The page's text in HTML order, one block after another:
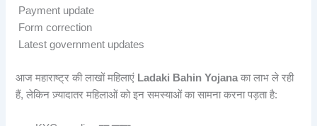
Payment update
Form correction
Latest government updates
आज महाराष्ट्र की लाखों महिलाएं Ladaki Bahin Yojana का लाभ ले रही
हैं, लेकिन ज़्यादातर महिलाओं को इन समस्याओं का सामना करना पड़ता है: